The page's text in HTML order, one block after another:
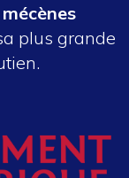
plus grande